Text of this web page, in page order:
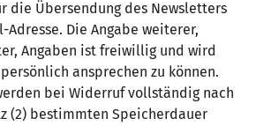
die Übersendung des Newsletters
Die Angabe weiterer,
Angaben ist freiwillig und wird
ansprechen zu können.
bei Widerruf vollständig nach
(2) bestimmten Speicherdauer